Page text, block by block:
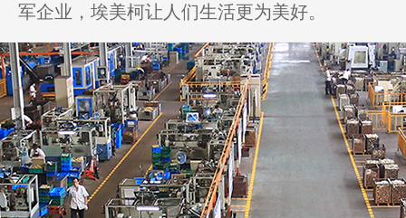
军企业，埃美柯让人们生活更为美好。